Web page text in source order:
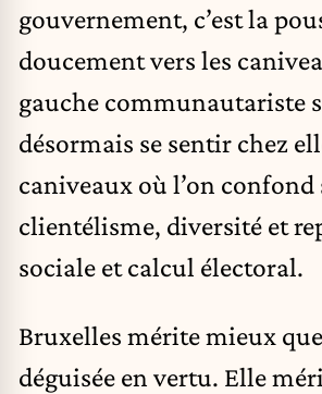
gouvernement, c’est la
doucement vers les
gauche communautariste
désormais se sentir chez
caniveaux où l’on
clientélisme, diversité et
sociale et calcul électoral.
Bruxelles mérite mieux
déguisée en vertu. Elle